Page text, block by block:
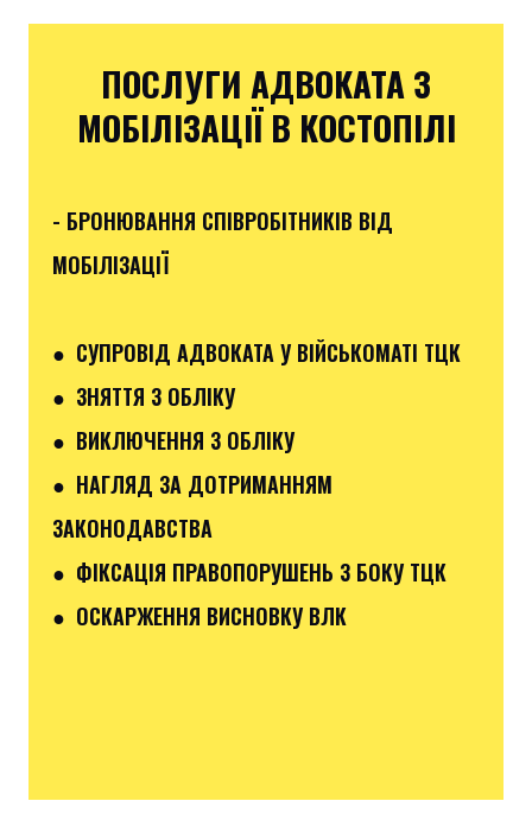
ПОСЛУГИ АДВОКАТА З
МОБІЛІЗАЦІЇ В КОСТОПІЛІ
- БРОНЮВАННЯ СПІВРОБІТНИКІВ ВІД
МОБІЛІЗАЦІЇ
● СУПРОВІД АДВОКАТА У ВІЙСЬКОМАТІ ТЦК
● ЗНЯТТЯ З ОБЛІКУ
● ВИКЛЮЧЕННЯ З ОБЛІКУ
● НАГЛЯД ЗА ДОТРИМАННЯМ
ЗАКОНОДАВСТВА
● ФІКСАЦІЯ ПРАВОПОРУШЕНЬ З БОКУ ТЦК
● ОСКАРЖЕННЯ ВИСНОВКУ ВЛК